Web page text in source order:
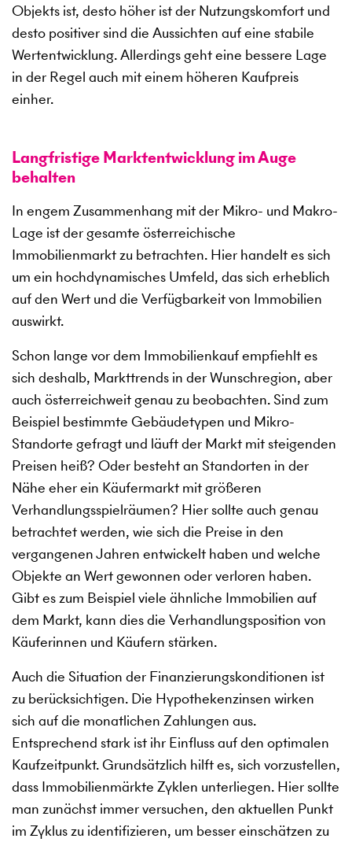
Objekts ist, desto höher ist der Nutzungskomfort und
desto positiver sind die Aussichten auf eine stabile
Wertentwicklung. Allerdings geht eine bessere Lage
in der Regel auch mit einem höheren Kaufpreis
einher.
Langfristige Marktentwicklung im Auge
behalten
In engem Zusammenhang mit der Mikro- und Makro-
Lage ist der gesamte österreichische
Immobilienmarkt zu betrachten. Hier handelt es sich
um ein hochdynamisches Umfeld, das sich erheblich
auf den Wert und die Verfügbarkeit von Immobilien
auswirkt.
Schon lange vor dem Immobilienkauf empfiehlt es
sich deshalb, Markttrends in der Wunschregion, aber
auch österreichweit genau zu beobachten. Sind zum
Beispiel bestimmte Gebäudetypen und Mikro-
Standorte gefragt und läuft der Markt mit steigenden
Preisen heiß? Oder besteht an Standorten in der
Nähe eher ein Käufermarkt mit größeren
Verhandlungsspielräumen? Hier sollte auch genau
betrachtet werden, wie sich die Preise in den
vergangenen Jahren entwickelt haben und welche
Objekte an Wert gewonnen oder verloren haben.
Gibt es zum Beispiel viele ähnliche Immobilien auf
dem Markt, kann dies die Verhandlungsposition von
Käuferinnen und Käufern stärken.
Auch die Situation der Finanzierungskonditionen ist
zu berücksichtigen. Die Hypothekenzinsen wirken
sich auf die monatlichen Zahlungen aus.
Entsprechend stark ist ihr Einfluss auf den optimalen
Kaufzeitpunkt. Grundsätzlich hilft es, sich vorzustellen,
dass Immobilienmärkte Zyklen unterliegen. Hier sollte
man zunächst immer versuchen, den aktuellen Punkt
im Zyklus zu identifizieren, um besser einschätzen zu